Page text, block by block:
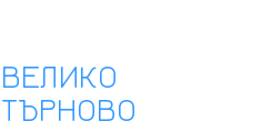
ВЕЛИКО
ТЪРНОВО